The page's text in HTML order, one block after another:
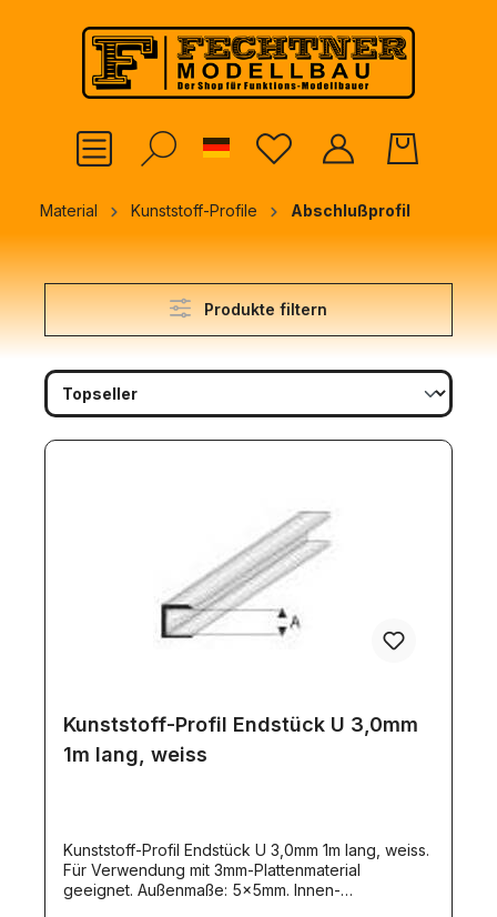
springen
German
Material Kunststoff-Profile Abschlußprofil
Produkte filtern
Kunststoff-Profil Endstück U 3,0mm
1m lang, weiss
Kunststoff-Profil Endstück U 3,0mm 1m lang, weiss.
Für Verwendung mit 3mm-Plattenmaterial
geeignet. Außenmaße: 5x5mm. Innen-